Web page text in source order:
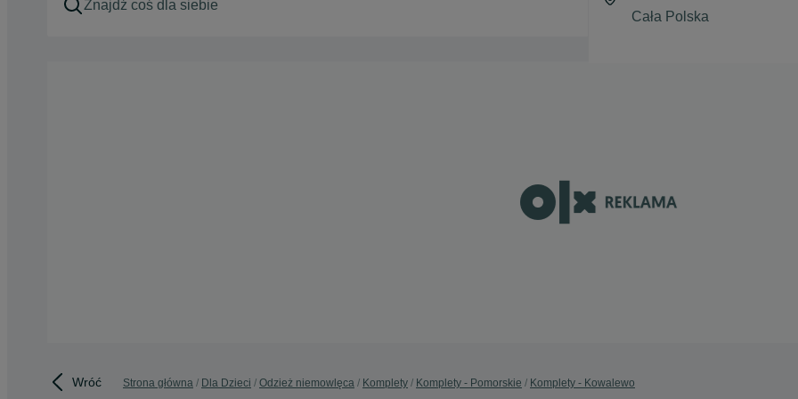
Wróć Strona główna Dla Dzieci Odzież niemowlęca Komplety Komplety - Pomorskie Komplety - Kowalewo